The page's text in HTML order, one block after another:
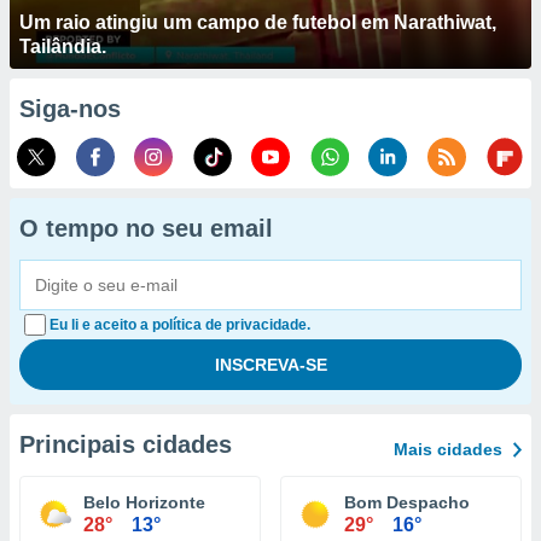
Um raio atingiu um campo de futebol em Narathiwat,
Tailândia.
Siga-nos
O tempo no seu email
Eu li e aceito a política de privacidade.
Principais cidades Mais cidades
Belo Horizonte
28° 13°
Bom Despacho
29° 16°